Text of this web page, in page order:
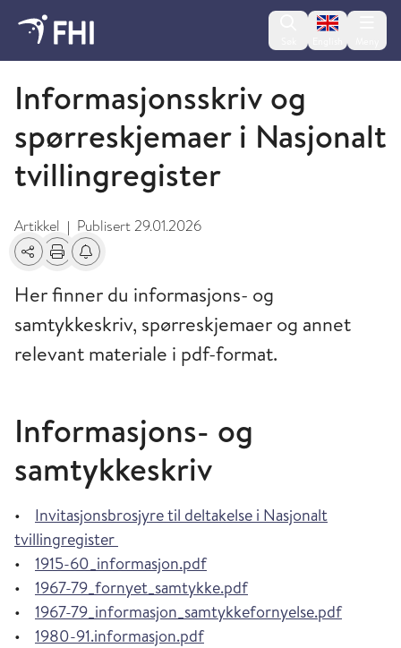
Change
Nasjonalt tvillingregister
Informasjonsskriv og
spørreskjemaer i Nasjonalt
tvillingregister
Artikkel | Publisert29.01.2026
Del Skriv utFå varsel om endringer
Her finner du informasjons- og
samtykkeskriv, spørreskjemaer og annet
relevant materiale i pdf-format.
Informasjons- og
samtykkeskriv
• Invitasjonsbrosjyre til deltakelse i Nasjonalt
tvillingregister
• 1915-60_informasjon.pdf
• 1967-79_fornyet_samtykke.pdf
• 1967-79_informasjon_samtykkefornyelse.pdf
• 1980-91.informasjon.pdf